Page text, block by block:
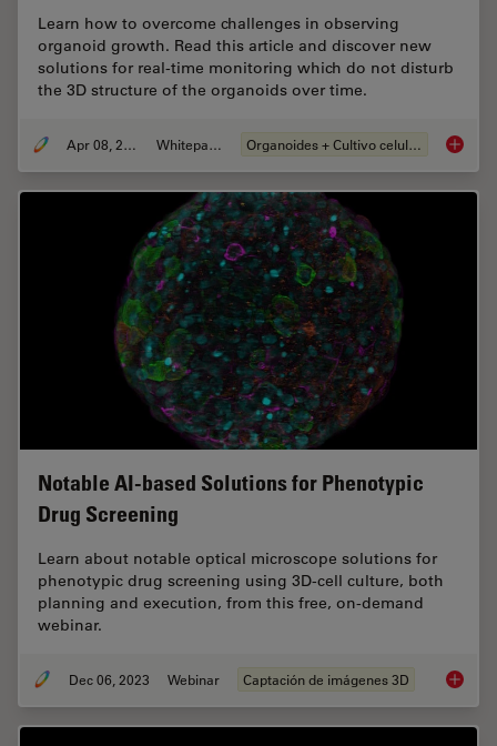
Learn how to overcome challenges in observing
organoid growth. Read this article and discover new
solutions for real-time monitoring which do not disturb
the 3D structure of the organoids over time.
Apr 08, 2024 Whitepaper Organoides + Cultivo celular 3D
Notable AI-based Solutions for Phenotypic
Drug Screening
Learn about notable optical microscope solutions for
phenotypic drug screening using 3D-cell culture, both
planning and execution, from this free, on-demand
webinar.
Dec 06, 2023 Webinar Captación de imágenes 3D